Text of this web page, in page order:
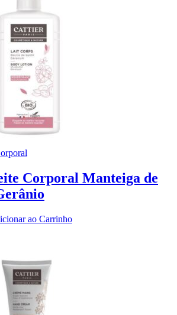
Corporal Manteiga de
ao Carrinho